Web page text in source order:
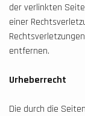
der verlinkten
einer
entfernen.
Urheberrecht
Die durch die